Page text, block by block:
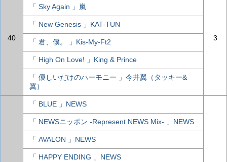
40 3
「 Sky Again 」嵐
「 New Genesis 」KAT-TUN
「 君、僕。 」Kis-My-Ft2
「 High On Love! 」King & Prince
「 優しいだけのハーモニー 」今井翼（タッキー&
翼）
「 BLUE 」NEWS
「 NEWSニッポン -Represent NEWS Mix- 」NEWS
「 AVALON 」NEWS
「 HAPPY ENDING 」NEWS